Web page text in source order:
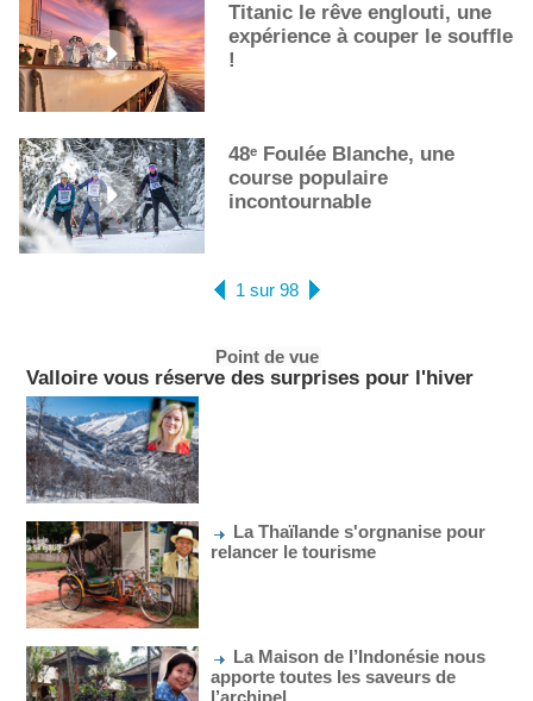
Titanic le rêve englouti, une
expérience à couper le souffle
!
48ᵉ Foulée Blanche, une
course populaire
incontournable
1 sur 98
Point de vue
Valloire vous réserve des surprises pour l'hiver
La Thaïlande s'orgnanise pour
relancer le tourisme
La Maison de l’Indonésie nous
apporte toutes les saveurs de